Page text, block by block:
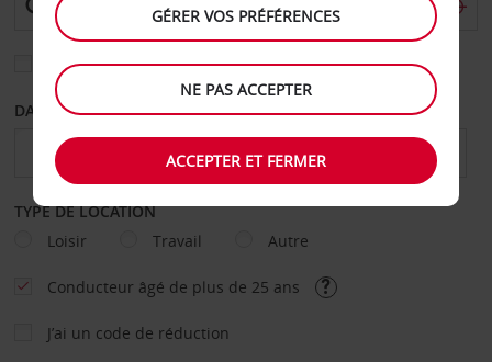
Sélectionnez une autre agence de retour
DATE DE DÉPART DATE DE RETOUR
TYPE DE LOCATION
Loisir
Travail Autre
Conducteur âgé de plus de 25 ans
J’ai un code de réduction
GÉRER VOS PRÉFÉRENCES
NE PAS ACCEPTER
ACCEPTER ET FERMER